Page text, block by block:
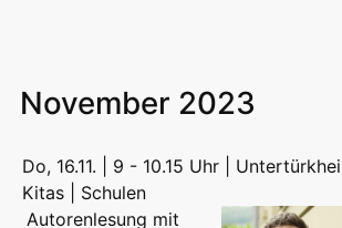
November 2023
Do, 16.11. | 9 - 10.15 Uhr |
Kitas | Schulen
Autorenlesung mit